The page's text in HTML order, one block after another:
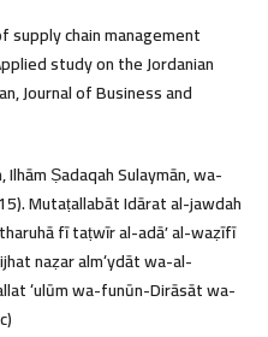
supply chain management
study on the Jordanian
Journal of Business and
Ilhām Ṣadaqah Sulaymān, wa-
Mutaṭallabāt Idārat al-jawdah
fī taṭwīr al-adāʼ al-waẓīfī
naẓar almʻydāt wa-al-
ʻulūm wa-funūn-Dirāsāt wa-